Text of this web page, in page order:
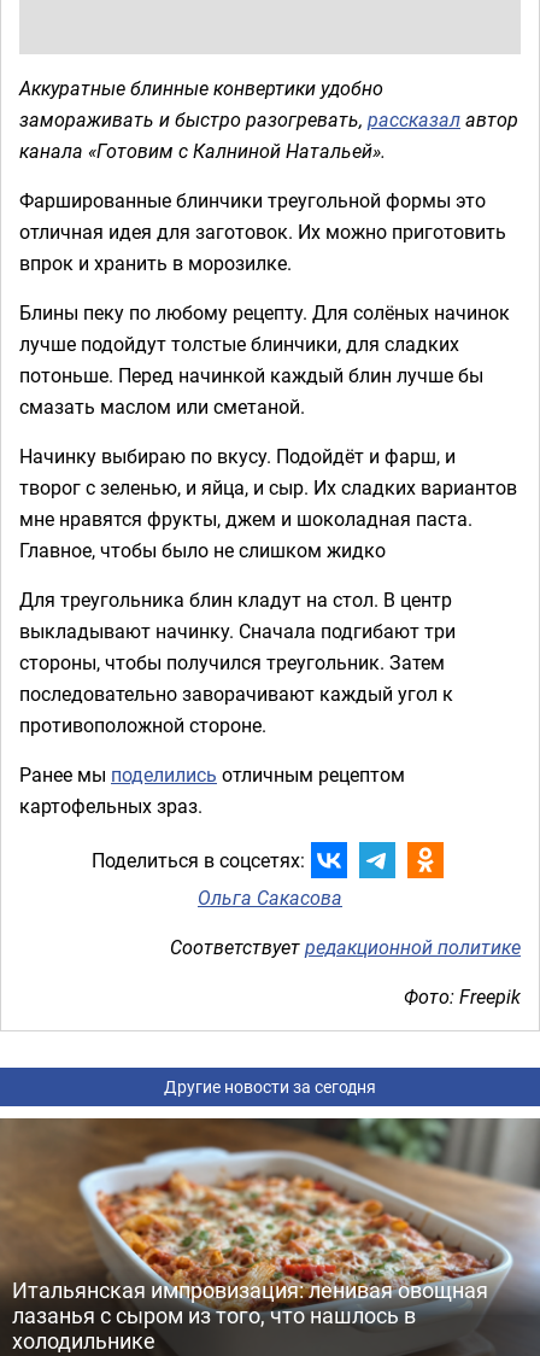
Аккуратные блинные конвертики удобно
замораживать и быстро разогревать, рассказалавтор
канала «Готовим с Калниной Натальей».
Фаршированные блинчики треугольной формы это
отличная идея для заготовок. Их можно приготовить
впрок и хранить в морозилке.
Блины пеку по любому рецепту. Для солёных начинок
лучше подойдут толстые блинчики, для сладких
потоньше. Перед начинкой каждый блин лучше бы
смазать маслом или сметаной.
Начинку выбираю по вкусу. Подойдёт и фарш, и
творог с зеленью, и яйца, и сыр. Их сладких вариантов
мне нравятся фрукты, джем и шоколадная паста.
Главное, чтобы было не слишком жидко
Для треугольника блин кладут на стол. В центр
выкладывают начинку. Сначала подгибают три
стороны, чтобы получился треугольник. Затем
последовательно заворачивают каждый угол к
противоположной стороне.
Ранее мы поделились отличным рецептом
картофельных зраз.
Поделиться в соцсетях:
Ольга Сакасова
Соответствуетредакционной политике
Фото: Freepik
Другие новости за сегодня
Итальянская импровизация: ленивая овощная
лазанья с сыром из того, что нашлось в
холодильнике